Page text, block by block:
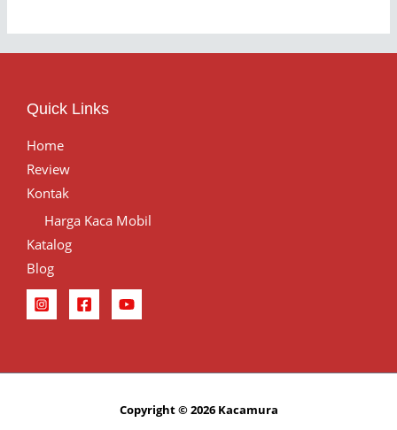
Quick Links
Home
Review
Kontak
Harga Kaca Mobil
Katalog
Blog
Copyright © 2026 Kacamura